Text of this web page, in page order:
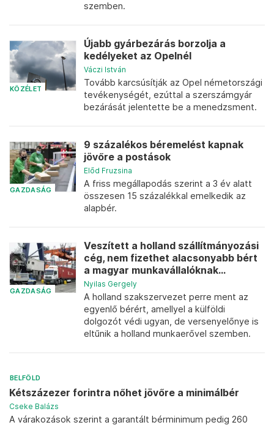
szemben.
KÖZÉLET
Újabb gyárbezárás borzolja a
kedélyeket az Opelnél
Váczi István
Tovább karcsúsítják az Opel németországi
tevékenységét, ezúttal a szerszámgyár
bezárását jelentette be a menedzsment.
GAZDASÁG
9 százalékos béremelést kapnak
jövőre a postások
Előd Fruzsina
A friss megállapodás szerint a 3 év alatt
összesen 15 százalékkal emelkedik az
alapbér.
GAZDASÁG
Veszített a holland szállítmányozási
cég, nem fizethet alacsonyabb bért
a magyar munkavállalóknak...
Nyilas Gergely
A holland szakszervezet perre ment az
egyenlő bérért, amellyel a külföldi
dolgozót védi ugyan, de versenyelőnye is
eltűnik a holland munkaerővel szemben.
BELFÖLD
Kétszázezer forintra nőhet jövőre a minimálbér
Cseke Balázs
A várakozások szerint a garantált bérminimum pedig 260